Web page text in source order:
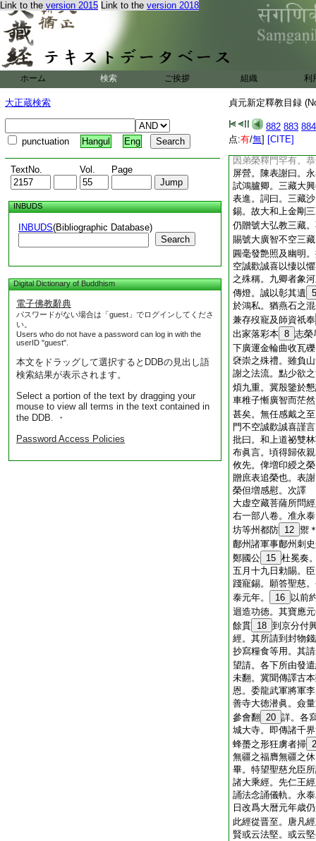
Link to the version 2015 Link to the version 2018
ホーム 検索 ご挨拶 組織 利
大正蔵検索
punctuation Hangul Eng
TextNo. Vol. Page
INBUDS
INBUDS(Bibliographic Database)
Search
Digital Dictionary of Buddhism
電子佛教辭典
パスワードがない場合は「guest」でログインしてくださ
い。
Users who do not have a password can log in with the
userID "guest".
本文をドラッグして選択するとDDBの見出し語
検索結果が表示されます。
Select a portion of the text by dragging your
mouse to view all terms in the text contained in
the DDB. ・
Password Access Policies
貞元新定釋教目録
882 883 884
点:有/無] [CITE]
尚於 35 茲日
不空三藏和
36 上
三司。仍賜號大弘
降鴻恩延及不空三
身持梵
夾遠渉
慈雲於火宅揚慧日
弘示方便。永決疑
齊謝於名位。而褒
嘉命用協朝章。可
廣智不空三藏。伏
因弟榮釋門罕有。
屏營。陳表謝曰。
試鴻臚卿。三藏大
表進。詞曰。三藏
錫。故大和上金剛
仍贈號大弘教三藏
賜號大廣智不空三
圓毫發艶照及幽明
空誠歡誠喜以悽以
之殊稱。九卿者象
傳燈。誠以彰其遺 5
於鴻私。猶燕石之
兼存歿寵及師資祇奉
出家落彩本 8 志榮
下廣運金輪曲收瓦
褎崇之殊禮。雖負
謝之法流。點少欲
煩九重。冀殷鑒於
車稚子慚廣智而茫
甚矣。無任感戴之
門不空誠歡誠喜謹
批曰。和上道祕雙
布眞言。頃得歸依
攸先。俾増印綬之
贈庶表追榮也。表
榮但増感慰。次譯
大虚空藏菩薩所問
右一部八卷。准永
坊等州都防 12 禦
鄜州諸軍事鄜州刺
鄭國公 15 杜冕奏
五月十九日勅賜。
踐寵錫。願答聖慈
泰元年。
16
以前
迴造功徳。其寶應
餘貫 18 到京分付
經。其所請到封物
抄寫糧食等用。其
望請。各下所由發
未翻。冀聞傳譯古
恩。委龍武軍將軍
善寺大徳潜眞。僉
參會翻 20 詳。各
城大寺。即傳諸千
蜂蠆之形狂虜者掃
無疆之福膺無疆之
畢。特望聖慈允臣
諸大乘經。先仁王
誦法念誦儀軌。永
日改爲大暦元年歳
此經從晋至。唐凡
賢或云法堅。或云